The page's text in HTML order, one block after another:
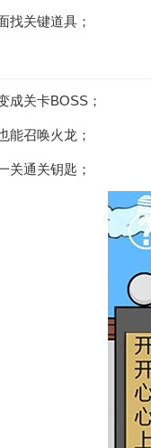
找关键道具；
成关卡BOSS；
能召唤火龙；
关通关钥匙；